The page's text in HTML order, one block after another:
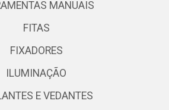
MANUAIS
FITAS
FIXADORES
ILUMINAÇÃO
E VEDANTES